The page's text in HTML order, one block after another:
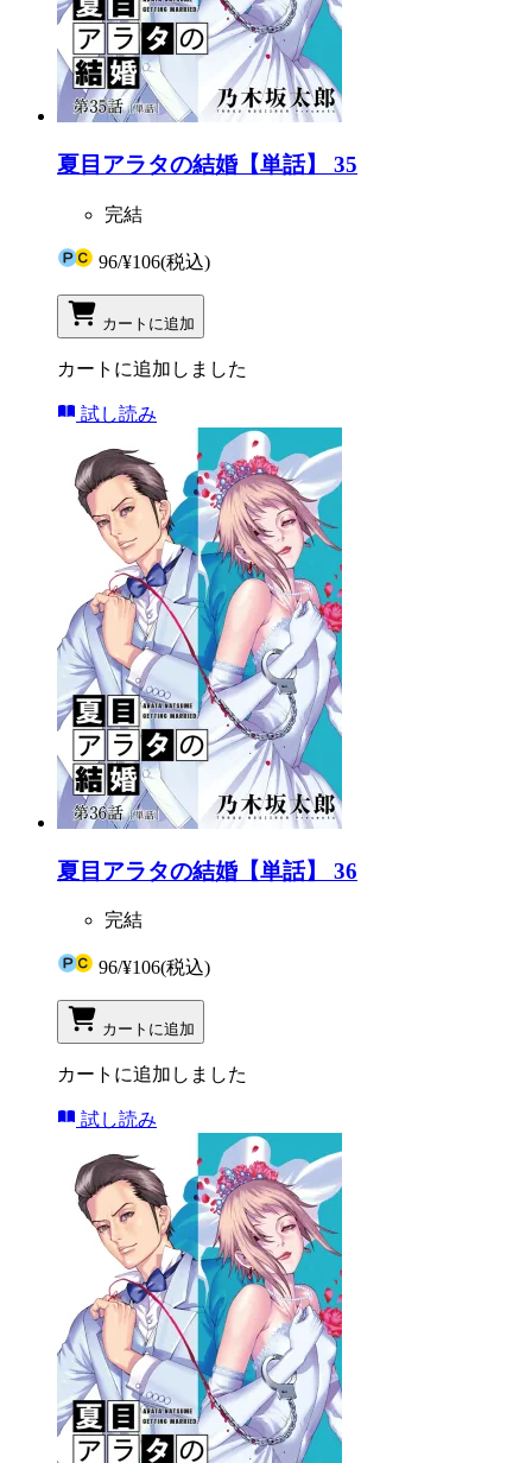
夏目アラタの結婚【単話】 35
完結
96/¥106(税込)
カートに追加
カートに追加しました
試し読み
夏目アラタの結婚【単話】 36
完結
96/¥106(税込)
カートに追加
カートに追加しました
試し読み